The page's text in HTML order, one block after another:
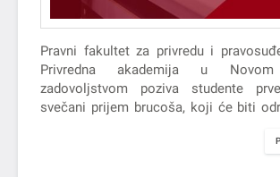
Pravni fakultet za privredu i
Privredna akademija u
zadovoljstvom poziva studente
svečani prijem brucoša, koji će biti